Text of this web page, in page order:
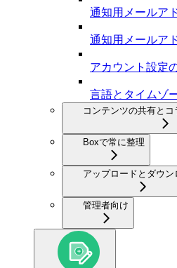
通知用メールア
通知用メールア
アカウント設定
言語とタイムゾ
コンテンツの共有と
Boxで常に整理
アップロードとダウン
管理者向け